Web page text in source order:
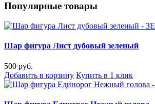
Популярные товары
Шар фигура Лист дубовый зеленый
500 руб.
Добавить в корзину Купить в 1 клик